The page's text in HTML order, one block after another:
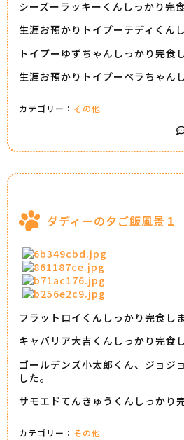
シーズーラッキーくんしっかり完
生涯お預かりトイプーテディくん
トイプーゆずちゃんしっかり完食
生涯お預かりトイプーベラちゃん
カテゴリー： その他
ダディーの夕ご飯風景１
フラットロイくんしっかり完食しま
キャバリア大吉くんしっかり完食
ゴールデンズ小太郎くん、ジョジ
した。
サモエドてんきゅうくんしっかり
カテゴリー： その他